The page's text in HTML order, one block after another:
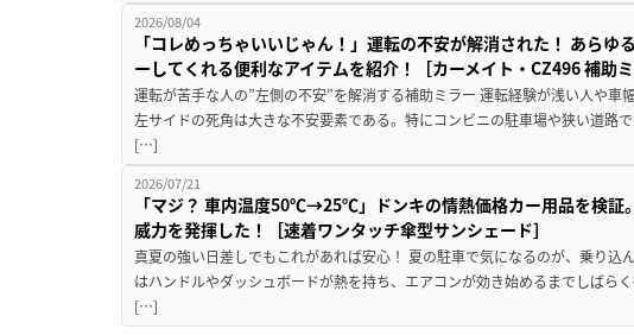
2026/08/04
「コレめっちゃいいじゃん！」運転の不安が解消された！ あらゆ
ーしてくれる便利なアイテムを紹介！［カーメイト・CZ496 補助ミ
運転が苦手な人の”左側の不安”を解消する補助ミラー 運転経験が浅い人や車
左サイドの死角は大きな不安要素である。特にコンビニの駐車場や狭い道路
[…]
2026/07/21
「マジ？ 車内温度50℃→25℃」ドンキの情熱価格カー用品を検証
威力を発揮した！［速着ワンタッチ傘型サンシェード］
真夏の強い日差しでもこれがあれば安心！ 夏の駐車で気になるのが、乗り込
はハンドルやダッシュボードが熱を持ち、エアコンが効き始めるまでしばら
[…]